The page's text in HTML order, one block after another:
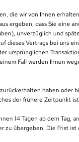
die wir von Ihnen
ergeben, dass Sie eine
unverzüglich und
dieses Vertrags bei uns
ursprünglichen
Fall werden Ihnen
haben oder
der frühere Zeitpunkt
14 Tagen ab dem Tag,
übergeben. Die Frist ist